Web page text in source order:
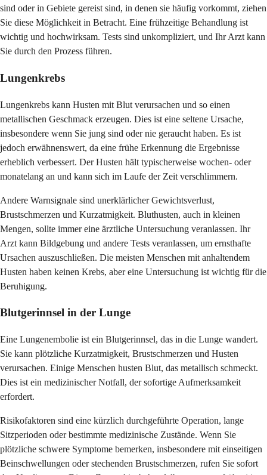
sind oder in Gebiete gereist sind, in denen sie häufig vorkommt, ziehen
Sie diese Möglichkeit in Betracht. Eine frühzeitige Behandlung ist
wichtig und hochwirksam. Tests sind unkompliziert, und Ihr Arzt kann
Sie durch den Prozess führen.
Lungenkrebs
Lungenkrebs kann Husten mit Blut verursachen und so einen
metallischen Geschmack erzeugen. Dies ist eine seltene Ursache,
insbesondere wenn Sie jung sind oder nie geraucht haben. Es ist
jedoch erwähnenswert, da eine frühe Erkennung die Ergebnisse
erheblich verbessert. Der Husten hält typischerweise wochen- oder
monatelang an und kann sich im Laufe der Zeit verschlimmern.
Andere Warnsignale sind unerklärlicher Gewichtsverlust,
Brustschmerzen und Kurzatmigkeit. Bluthusten, auch in kleinen
Mengen, sollte immer eine ärztliche Untersuchung veranlassen. Ihr
Arzt kann Bildgebung und andere Tests veranlassen, um ernsthafte
Ursachen auszuschließen. Die meisten Menschen mit anhaltendem
Husten haben keinen Krebs, aber eine Untersuchung ist wichtig für die
Beruhigung.
Blutgerinnsel in der Lunge
Eine Lungenembolie ist ein Blutgerinnsel, das in die Lunge wandert.
Sie kann plötzliche Kurzatmigkeit, Brustschmerzen und Husten
verursachen. Einige Menschen husten Blut, das metallisch schmeckt.
Dies ist ein medizinischer Notfall, der sofortige Aufmerksamkeit
erfordert.
Risikofaktoren sind eine kürzlich durchgeführte Operation, lange
Sitzperioden oder bestimmte medizinische Zustände. Wenn Sie
plötzliche schwere Symptome bemerken, insbesondere mit einseitigen
Beinschwellungen oder stechenden Brustschmerzen, rufen Sie sofort